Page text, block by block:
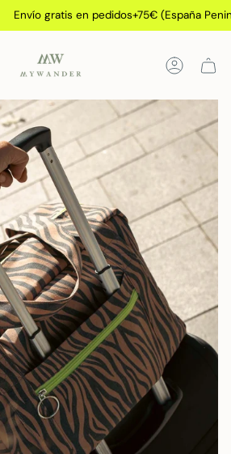
Envío gratis en pedidos+75€ (España
Cuenta